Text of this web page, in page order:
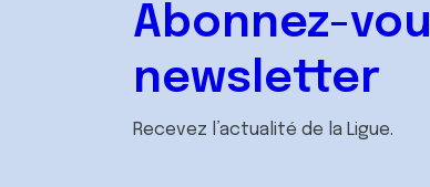
Abonnez-
newsletter
Recevez l’actualité de la Ligue.